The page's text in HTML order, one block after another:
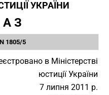
УКРАЇНИ
А З
1805/5
в Міністерстві
юстиції України
7 липня 2011 р.